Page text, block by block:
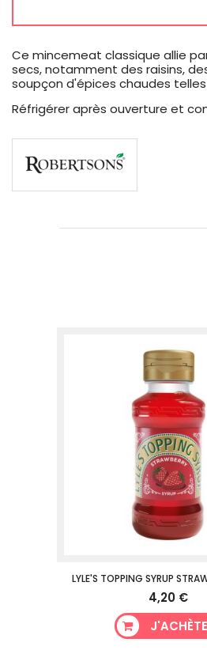
Ce mincemeat classique allie
secs, notamment des raisins,
soupçon d'épices chaudes
Réfrigérer après ouverture et
LYLE'S TOPPING SYRUP
4,20 €
J'ACHÈTE